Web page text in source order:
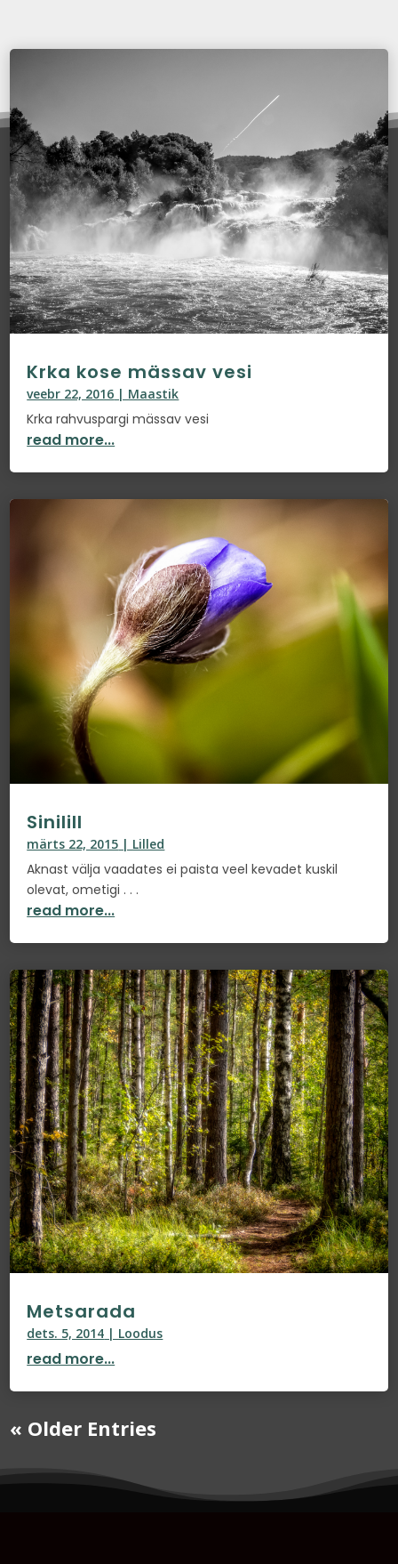
Krka kose mässav vesi
veebr 22, 2016 | Maastik
Krka rahvuspargi mässav vesi
read more...
Sinilill
märts 22, 2015 | Lilled
Aknast välja vaadates ei paista veel kevadet kuskil
olevat, ometigi . . .
read more...
Metsarada
dets. 5, 2014 | Loodus
read more...
« Older Entries